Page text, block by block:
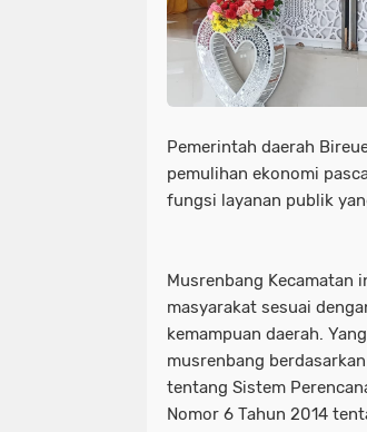
Pemerintah daerah
pemulihan ekonomi
fungsi layanan publik
Musrenbang Kecamatan
masyarakat sesuai
kemampuan daerah.
musrenbang
tentang Sistem
Nomor 6 Tahun 2014